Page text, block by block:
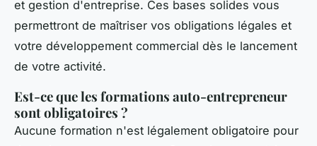
et gestion d'entreprise. Ces bases solides vous
permettront de maîtriser vos obligations légales et
votre développement commercial dès le lancement
de votre activité.
Est-ce que les formations auto-entrepreneur
sont obligatoires ?
Aucune formation n'est légalement obligatoire pour